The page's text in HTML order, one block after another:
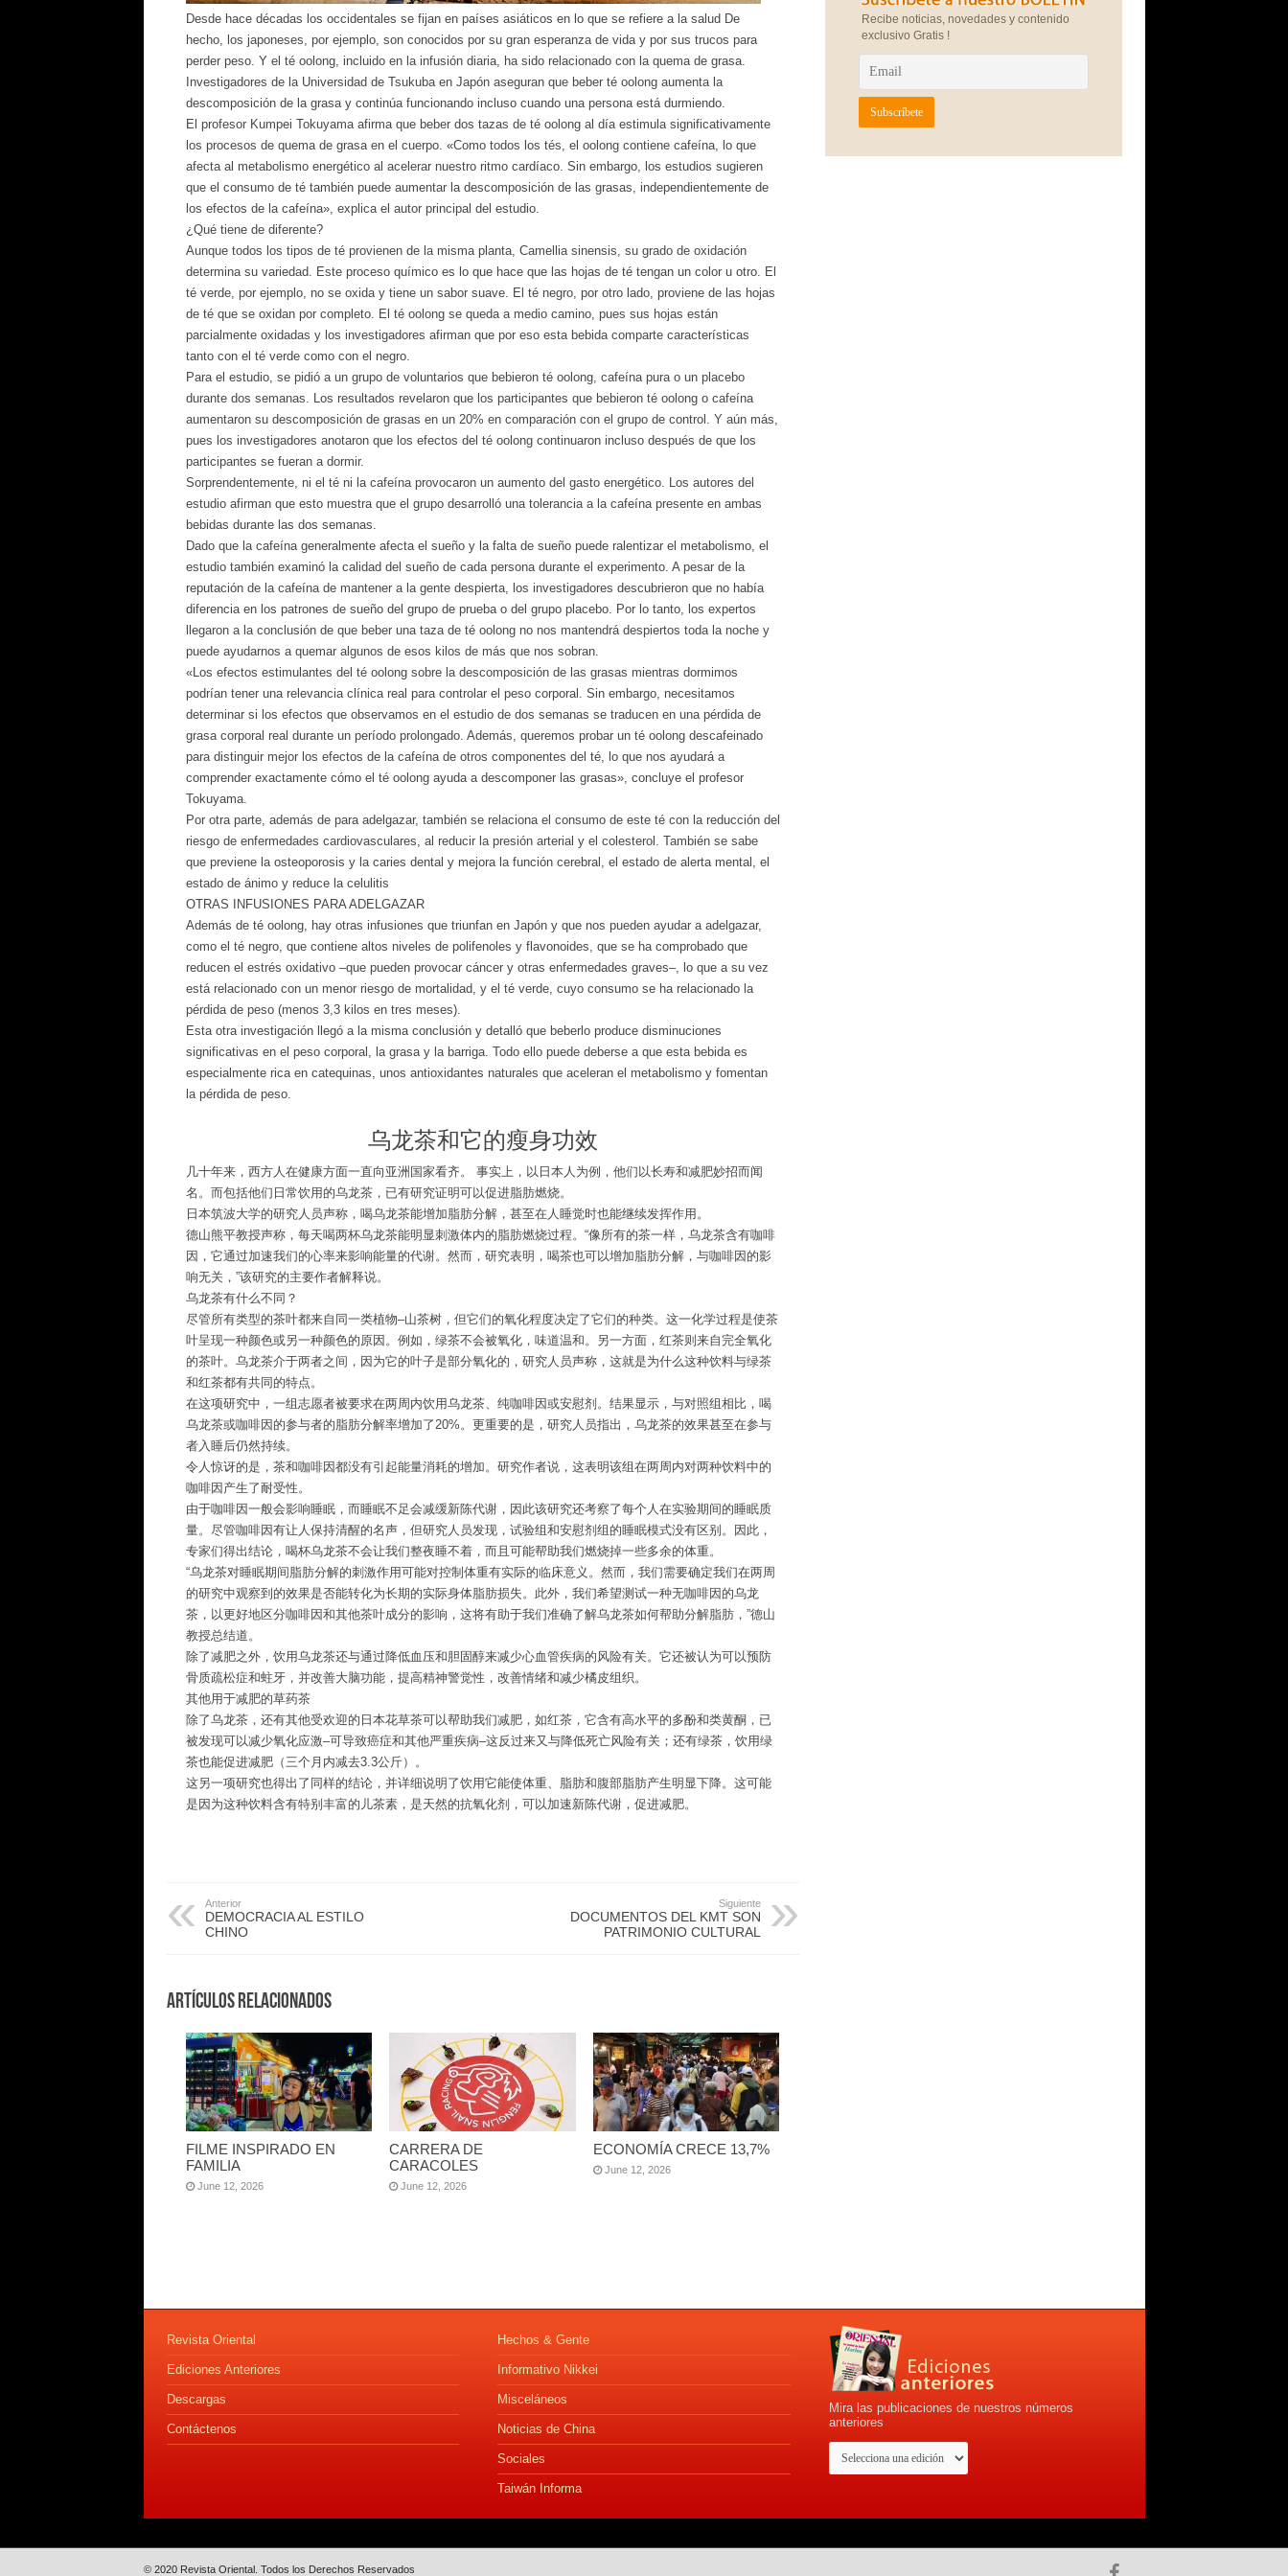
Desde hace décadas los occidentales se fijan en países asiáticos en lo que se refiere a la salud De
hecho, los japoneses, por ejemplo, son conocidos por su gran esperanza de vida y por sus trucos para
perder peso. Y el té oolong, incluido en la infusión diaria, ha sido relacionado con la quema de grasa.
Investigadores de la Universidad de Tsukuba en Japón aseguran que beber té oolong aumenta la
descomposición de la grasa y continúa funcionando incluso cuando una persona está durmiendo.
El profesor Kumpei Tokuyama afirma que beber dos tazas de té oolong al día estimula significativamente
los procesos de quema de grasa en el cuerpo. «Como todos los tés, el oolong contiene cafeína, lo que
afecta al metabolismo energético al acelerar nuestro ritmo cardíaco. Sin embargo, los estudios sugieren
que el consumo de té también puede aumentar la descomposición de las grasas, independientemente de
los efectos de la cafeína», explica el autor principal del estudio.
¿Qué tiene de diferente?
Aunque todos los tipos de té provienen de la misma planta, Camellia sinensis, su grado de oxidación
determina su variedad. Este proceso químico es lo que hace que las hojas de té tengan un color u otro. El
té verde, por ejemplo, no se oxida y tiene un sabor suave. El té negro, por otro lado, proviene de las hojas
de té que se oxidan por completo. El té oolong se queda a medio camino, pues sus hojas están
parcialmente oxidadas y los investigadores afirman que por eso esta bebida comparte características
tanto con el té verde como con el negro.
Para el estudio, se pidió a un grupo de voluntarios que bebieron té oolong, cafeína pura o un placebo
durante dos semanas. Los resultados revelaron que los participantes que bebieron té oolong o cafeína
aumentaron su descomposición de grasas en un 20% en comparación con el grupo de control. Y aún más,
pues los investigadores anotaron que los efectos del té oolong continuaron incluso después de que los
participantes se fueran a dormir.
Sorprendentemente, ni el té ni la cafeína provocaron un aumento del gasto energético. Los autores del
estudio afirman que esto muestra que el grupo desarrolló una tolerancia a la cafeína presente en ambas
bebidas durante las dos semanas.
Dado que la cafeína generalmente afecta el sueño y la falta de sueño puede ralentizar el metabolismo, el
estudio también examinó la calidad del sueño de cada persona durante el experimento. A pesar de la
reputación de la cafeína de mantener a la gente despierta, los investigadores descubrieron que no había
diferencia en los patrones de sueño del grupo de prueba o del grupo placebo. Por lo tanto, los expertos
llegaron a la conclusión de que beber una taza de té oolong no nos mantendrá despiertos toda la noche y
puede ayudarnos a quemar algunos de esos kilos de más que nos sobran.
«Los efectos estimulantes del té oolong sobre la descomposición de las grasas mientras dormimos
podrían tener una relevancia clínica real para controlar el peso corporal. Sin embargo, necesitamos
determinar si los efectos que observamos en el estudio de dos semanas se traducen en una pérdida de
grasa corporal real durante un período prolongado. Además, queremos probar un té oolong descafeinado
para distinguir mejor los efectos de la cafeína de otros componentes del té, lo que nos ayudará a
comprender exactamente cómo el té oolong ayuda a descomponer las grasas», concluye el profesor
Tokuyama.
Por otra parte, además de para adelgazar, también se relaciona el consumo de este té con la reducción del
riesgo de enfermedades cardiovasculares, al reducir la presión arterial y el colesterol. También se sabe
que previene la osteoporosis y la caries dental y mejora la función cerebral, el estado de alerta mental, el
estado de ánimo y reduce la celulitis
OTRAS INFUSIONES PARA ADELGAZAR
Además de té oolong, hay otras infusiones que triunfan en Japón y que nos pueden ayudar a adelgazar,
como el té negro, que contiene altos niveles de polifenoles y flavonoides, que se ha comprobado que
reducen el estrés oxidativo –que pueden provocar cáncer y otras enfermedades graves–, lo que a su vez
está relacionado con un menor riesgo de mortalidad, y el té verde, cuyo consumo se ha relacionado la
pérdida de peso (menos 3,3 kilos en tres meses).
Esta otra investigación llegó a la misma conclusión y detalló que beberlo produce disminuciones
significativas en el peso corporal, la grasa y la barriga. Todo ello puede deberse a que esta bebida es
especialmente rica en catequinas, unos antioxidantes naturales que aceleran el metabolismo y fomentan
la pérdida de peso.
乌龙茶和它的瘦身功效
几十年来，西方人在健康方面一直向亚洲国家看齐。 事实上，以日本人为例，他们以长寿和减肥妙招而闻
名。而包括他们日常饮用的乌龙茶，已有研究证明可以促进脂肪燃烧。
日本筑波大学的研究人员声称，喝乌龙茶能增加脂肪分解，甚至在人睡觉时也能继续发挥作用。
德山熊平教授声称，每天喝两杯乌龙茶能明显刺激体内的脂肪燃烧过程。“像所有的茶一样，乌龙茶含有咖啡
因，它通过加速我们的心率来影响能量的代谢。然而，研究表明，喝茶也可以增加脂肪分解，与咖啡因的影
响无关，”该研究的主要作者解释说。
乌龙茶有什么不同？
尽管所有类型的茶叶都来自同一类植物–山茶树，但它们的氧化程度决定了它们的种类。这一化学过程是使茶
叶呈现一种颜色或另一种颜色的原因。例如，绿茶不会被氧化，味道温和。另一方面，红茶则来自完全氧化
的茶叶。乌龙茶介于两者之间，因为它的叶子是部分氧化的，研究人员声称，这就是为什么这种饮料与绿茶
和红茶都有共同的特点。
在这项研究中，一组志愿者被要求在两周内饮用乌龙茶、纯咖啡因或安慰剂。结果显示，与对照组相比，喝
乌龙茶或咖啡因的参与者的脂肪分解率增加了20%。更重要的是，研究人员指出，乌龙茶的效果甚至在参与
者入睡后仍然持续。
令人惊讶的是，茶和咖啡因都没有引起能量消耗的增加。研究作者说，这表明该组在两周内对两种饮料中的
咖啡因产生了耐受性。
由于咖啡因一般会影响睡眠，而睡眠不足会减缓新陈代谢，因此该研究还考察了每个人在实验期间的睡眠质
量。尽管咖啡因有让人保持清醒的名声，但研究人员发现，试验组和安慰剂组的睡眠模式没有区别。因此，
专家们得出结论，喝杯乌龙茶不会让我们整夜睡不着，而且可能帮助我们燃烧掉一些多余的体重。
“乌龙茶对睡眠期间脂肪分解的刺激作用可能对控制体重有实际的临床意义。然而，我们需要确定我们在两周
的研究中观察到的效果是否能转化为长期的实际身体脂肪损失。此外，我们希望测试一种无咖啡因的乌龙
茶，以更好地区分咖啡因和其他茶叶成分的影响，这将有助于我们准确了解乌龙茶如何帮助分解脂肪，”德山
教授总结道。
除了减肥之外，饮用乌龙茶还与通过降低血压和胆固醇来减少心血管疾病的风险有关。它还被认为可以预防
骨质疏松症和蛀牙，并改善大脑功能，提高精神警觉性，改善情绪和减少橘皮组织。
其他用于减肥的草药茶
除了乌龙茶，还有其他受欢迎的日本花草茶可以帮助我们减肥，如红茶，它含有高水平的多酚和类黄酮，已
被发现可以减少氧化应激–可导致癌症和其他严重疾病–这反过来又与降低死亡风险有关；还有绿茶，饮用绿
茶也能促进减肥（三个月内减去3.3公斤）。
这另一项研究也得出了同样的结论，并详细说明了饮用它能使体重、脂肪和腹部脂肪产生明显下降。这可能
是因为这种饮料含有特别丰富的儿茶素，是天然的抗氧化剂，可以加速新陈代谢，促进减肥。
Anterior
DEMOCRACIA AL ESTILO
CHINO
Siguiente
DOCUMENTOS DEL KMT SON
PATRIMONIO CULTURAL
Artículos Relacionados
FILME INSPIRADO EN
FAMILIA
June 12, 2026
CARRERA DE
CARACOLES
June 12, 2026
ECONOMÍA CRECE 13,7%
June 12, 2026
Recibe noticias, novedades y contenido
exclusivo Gratis !
Revista Oriental
Ediciones Anteriores
Descargas
Contáctenos
Hechos & Gente
Informativo Nikkei
Misceláneos
Noticias de China
Sociales
Taiwán Informa
Mira las publicaciones de nuestros números
anteriores
© 2020 Revista Oriental. Todos los Derechos Reservados